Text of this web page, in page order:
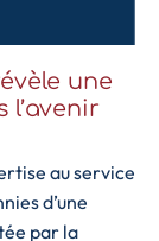
une
l’avenir
au service
d’une
par la